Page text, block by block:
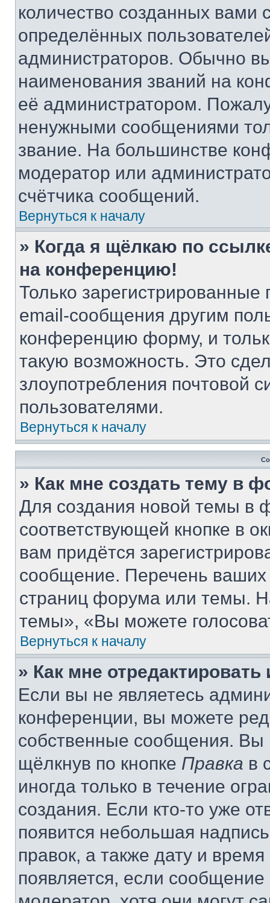
количество созданных
определённых
администраторов. Обычно
наименования званий на
её администратором.
ненужными сообщениями
звание. На большинстве
модератор или
счётчика сообщений.
Вернуться к началу
» Когда я щёлкаю по
на конференцию!
Только зарегистрированные
email-сообщения другим
конференцию форму, и
такую возможность. Это
злоупотребления почтовой
пользователями.
Вернуться к началу
» Как мне создать тему в
Для создания новой темы в
соответствующей кнопке в
вам придётся
сообщение. Перечень ваших
страниц форума или темы.
темы», «Вы можете
Вернуться к началу
» Как мне
Если вы не являетесь
конференции, вы можете
собственные сообщения. Вы
щёлкнув по кнопке Правка в
иногда только в течение
создания. Если кто-то уже
появится небольшая
правок, а также дату и
появляется, если